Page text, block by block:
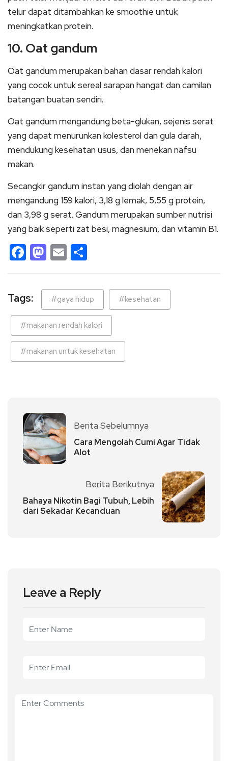
telur dapat ditambahkan ke smoothie untuk
meningkatkan protein.
10. Oat gandum
Oat gandum merupakan bahan dasar rendah kalori
yang cocok untuk sereal sarapan hangat dan camilan
batangan buatan sendiri.
Oat gandum mengandung beta-glukan, sejenis serat
yang dapat menurunkan kolesterol dan gula darah,
mendukung kesehatan usus, dan menekan nafsu
makan.
Secangkir gandum instan yang diolah dengan air
mengandung 159 kalori, 3,18 g lemak, 5,55 g protein,
dan 3,98 g serat. Gandum merupakan sumber nutrisi
yang baik seperti zat besi, magnesium, dan vitamin B1.
Facebook
Mastodon
Email
Tags: #gaya hidup #kesehatan
#makanan rendah kalori
#makanan untuk kesehatan
Berita Sebelumnya
Cara Mengolah Cumi Agar Tidak
Alot
Berita Berikutnya
Bahaya Nikotin Bagi Tubuh, Lebih
dari Sekadar Kecanduan
Leave a Reply